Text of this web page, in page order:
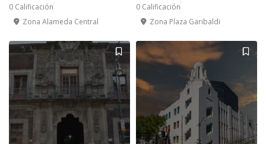
0 Calificación
Zona Alameda Central
0 Calificación
Zona Plaza Garibaldi